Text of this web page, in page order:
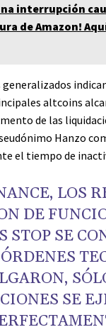
interrupción
de Amazon!
altcoins
de las
Hanzo
el tiempo de
LOS
DE
STOP SE
SE